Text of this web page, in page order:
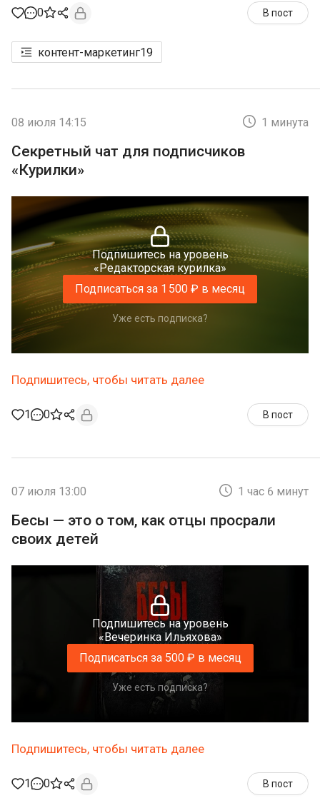
0 В пост
контент-маркетинг19
08 июля 14:15 1 минута
Секретный чат для подписчиков
«Курилки»
Подпишитесь на уровень
«Редакторская курилка»
Подписаться за 1 500 ₽ в месяц
Уже есть подписка?
Подпишитесь, чтобы читать далее
1 0 В пост
07 июля 13:00 1 час 6 минут
Бесы — это о том, как отцы просрали
своих детей
Подпишитесь на уровень
«Вечеринка Ильяхова»
Подписаться за 500 ₽ в месяц
Уже есть подписка?
Подпишитесь, чтобы читать далее
1 0 В пост